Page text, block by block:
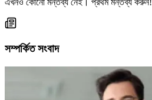
এখনও কোনো মন্তব্য নেই। প্রথম মন্তব্য করুন!
সম্পর্কিত সংবাদ